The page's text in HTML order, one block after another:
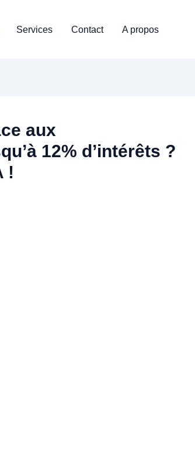
Services Contact A propos
aux
12% d’intérêts ?
!